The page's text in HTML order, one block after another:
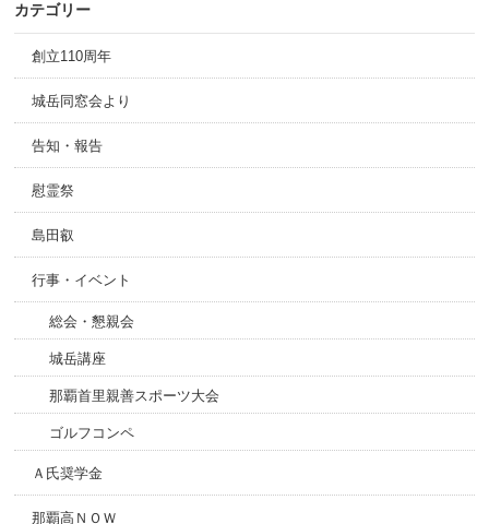
カテゴリー
創立110周年
城岳同窓会より
告知・報告
慰霊祭
島田叡
行事・イベント
総会・懇親会
城岳講座
那覇首里親善スポーツ大会
ゴルフコンペ
Ａ氏奨学金
那覇高ＮＯＷ